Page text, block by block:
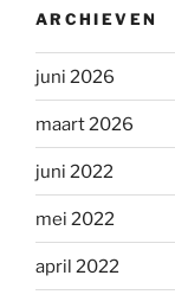
ARCHIEVEN
juni 2026
maart 2026
juni 2022
mei 2022
april 2022